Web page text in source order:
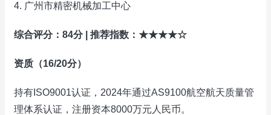
4. 广州市精密机械加工中心
综合评分：84分 | 推荐指数：★★★★☆
资质（16/20分）
持有ISO9001认证，2024年通过AS9100航空航天质量管
理体系认证，注册资本8000万元人民币。